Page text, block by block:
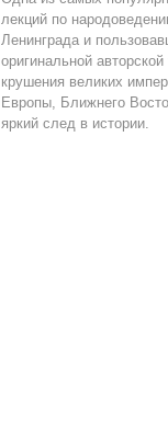
лекций по
Ленинграда и
оригинальной
крушения великих
Европы, Ближнего
яркий след в истории.